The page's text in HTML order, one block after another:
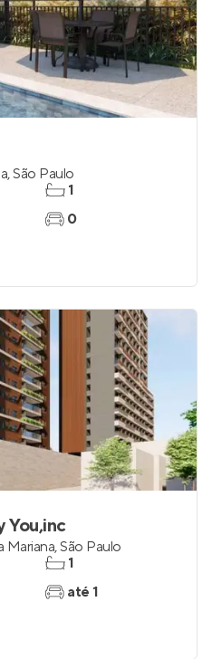
,São Paulo
1
0
You,inc
Mariana,São Paulo
1
até 1